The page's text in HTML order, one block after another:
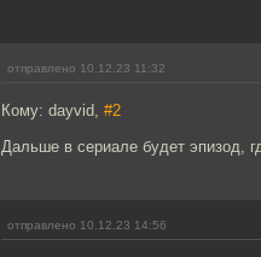
отправлено 10.12.23 11:32
Кому: dayvid, #2
Дальше в сериале будет эпизод,
отправлено 10.12.23 14:56